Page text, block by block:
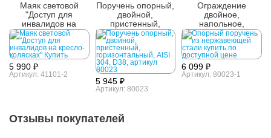
Маяк световой
"Доступ для
инвалидов на
кресло-колясках"
5 990 ₽
Артикул: 41101-2
Поручень опорный,
двойной,
пристенный,
горизонтальный,
AISI 304, D38
5 945 ₽
Артикул: 80023
Ограждение
двойное,
напольное,
горизонтальное,
AISI 304, D38
6 099 ₽
Артикул: 80023-1
Отзывы покупателей